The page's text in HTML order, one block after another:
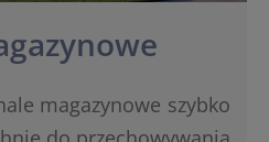
magazynowe szybko